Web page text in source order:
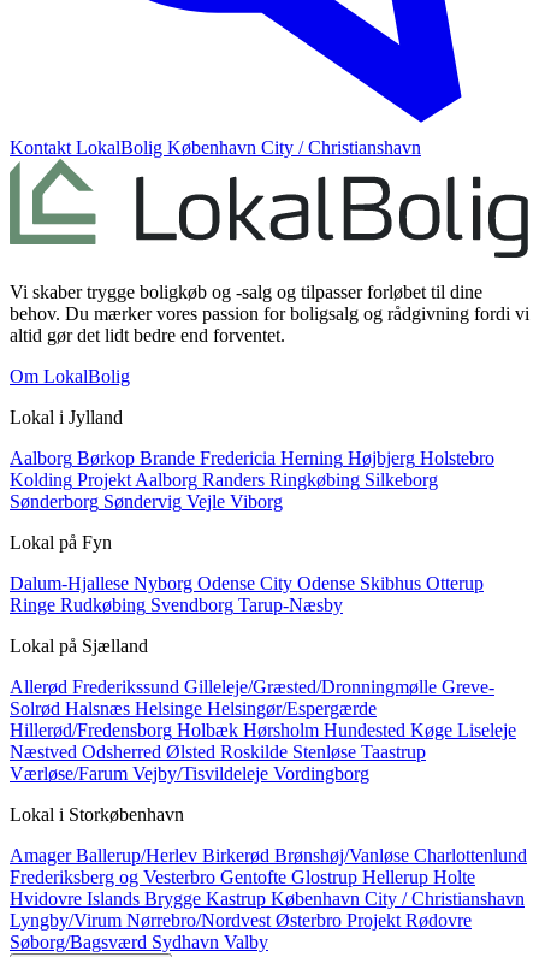
Kontakt LokalBolig København City / Christianshavn
Vi skaber trygge boligkøb og -salg og tilpasser forløbet til dine
behov. Du mærker vores passion for boligsalg og rådgivning fordi vi
altid gør det lidt bedre end forventet.
Om LokalBolig
Lokal i Jylland
Aalborg Børkop Brande Fredericia Herning Højbjerg Holstebro
Kolding Projekt Aalborg Randers Ringkøbing Silkeborg
Sønderborg Søndervig Vejle Viborg
Lokal på Fyn
Dalum-Hjallese Nyborg Odense City Odense Skibhus Otterup
Ringe Rudkøbing Svendborg Tarup-Næsby
Lokal på Sjælland
Allerød Frederikssund Gilleleje/Græsted/Dronningmølle Greve-
Solrød Halsnæs Helsinge Helsingør/Espergærde
Hillerød/Fredensborg Holbæk Hørsholm Hundested Køge Liseleje
Næstved Odsherred Ølsted Roskilde Stenløse Taastrup
Værløse/Farum Vejby/Tisvildeleje Vordingborg
Lokal i Storkøbenhavn
AmagerBallerup/Herlev Birkerød Brønshøj/Vanløse Charlottenlund
Frederiksberg og Vesterbro Gentofte Glostrup Hellerup Holte
Hvidovre Islands Brygge Kastrup København City / Christianshavn
Lyngby/Virum Nørrebro/Nordvest Østerbro Projekt Rødovre
Søborg/Bagsværd Sydhavn Valby